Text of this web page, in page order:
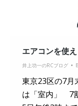
エアコンを使え
井上功一のRCブログ
東京23区の7月
は「室内」 7